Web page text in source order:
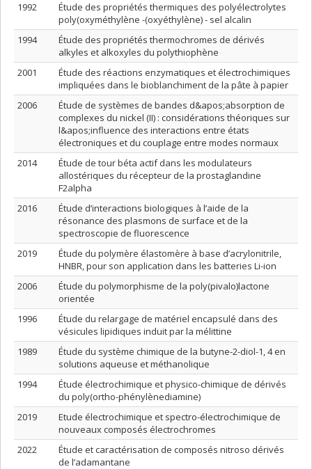
1992
Étude des propriétés thermiques des polyélectrolytes
poly(oxyméthylène -(oxyéthylène) - sel alcalin
1994
Étude des propriétés thermochromes de dérivés
alkyles et alkoxyles du polythiophène
2001
Étude des réactions enzymatiques et électrochimiques
impliquées dans le bioblanchiment de la pâte à papier
2006
Étude de systèmes de bandes d&apos;absorption de
complexes du nickel (II) : considérations théoriques sur
l&apos;influence des interactions entre états
électroniques et du couplage entre modes normaux
2014
Étude de tour béta actif dans les modulateurs
allostériques du récepteur de la prostaglandine
F2alpha
2016
Étude d’interactions biologiques à l’aide de la
résonance des plasmons de surface et de la
spectroscopie de fluorescence
2019
Étude du polymère élastomère à base d’acrylonitrile,
HNBR, pour son application dans les batteries Li-ion
2006
Étude du polymorphisme de la poly(pivalo)lactone
orientée
1996
Étude du relargage de matériel encapsulé dans des
vésicules lipidiques induit par la mélittine
1989
Étude du système chimique de la butyne-2-diol-1, 4 en
solutions aqueuse et méthanolique
1994
Étude électrochimique et physico-chimique de dérivés
du poly(ortho-phénylènediamine)
2019
Etude électrochimique et spectro-électrochimique de
nouveaux composés électrochromes
2022
Étude et caractérisation de composés nitroso dérivés
de l’adamantane